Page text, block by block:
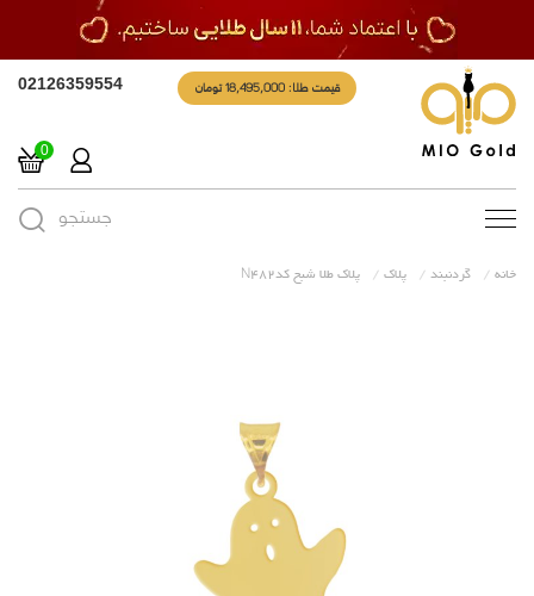
قیمت طلا: 18,495,000 تومان 02126359554
0
Toggle جستجو
خانه گردنبند پلاک پلاک طلا شبح کدN482